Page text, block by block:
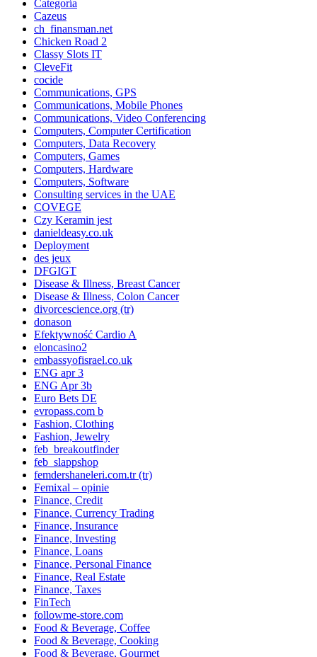
Categoría
Cazeus
ch_finansman.net
Chicken Road 2
Classy Slots IT
CleveFit
cocide
Communications, GPS
Communications, Mobile Phones
Communications, Video Conferencing
Computers, Computer Certification
Computers, Data Recovery
Computers, Games
Computers, Hardware
Computers, Software
Consulting services in the UAE
COVEGE
Czy Keramin jest
danieldeasy.co.uk
Deployment
des jeux
DFGIGT
Disease & Illness, Breast Cancer
Disease & Illness, Colon Cancer
divorcescience.org (tr)
donason
Efektywność Cardio A
eloncasino2
embassyofisrael.co.uk
ENG apr 3
ENG Apr 3b
Euro Bets DE
evropass.com b
Fashion, Clothing
Fashion, Jewelry
feb_breakoutfinder
feb_slappshop
femdershaneleri.com.tr (tr)
Femixal – opinie
Finance, Credit
Finance, Currency Trading
Finance, Insurance
Finance, Investing
Finance, Loans
Finance, Personal Finance
Finance, Real Estate
Finance, Taxes
FinTech
followme-store.com
Food & Beverage, Coffee
Food & Beverage, Cooking
Food & Beverage, Gourmet